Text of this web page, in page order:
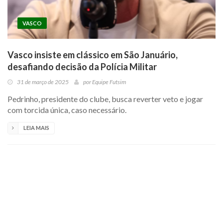
VASCO
Vasco insiste em clássico em São Januário,
desafiando decisão da Polícia Militar
31 de março de 2025 porEquipe Futsim
Pedrinho, presidente do clube, busca reverter veto e jogar
com torcida única, caso necessário.
LEIA MAIS